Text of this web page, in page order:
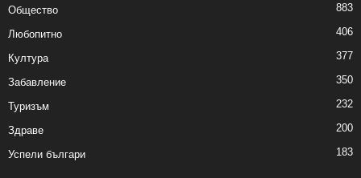
Общество 883
Любопитно 406
Култура 377
Забавление 350
Туризъм 232
Здраве 200
Успели българи 183